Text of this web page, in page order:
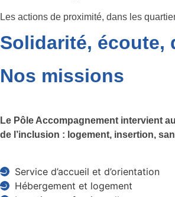
Les actions de proximité, dans les
Solidarité, écoute,
Nos missions
Le Pôle Accompagnement intervient
de l’inclusion : logement, insertion,
Service d’accueil et d’orientation
Hébergement et logement